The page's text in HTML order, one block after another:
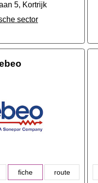
5, Kortrijk
sector
fiche route